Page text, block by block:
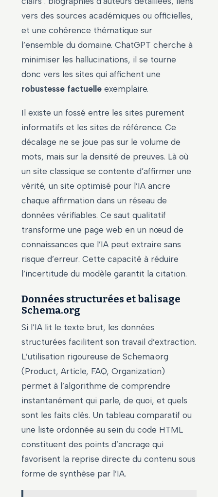
vers des sources académiques ou officielles,
et une cohérence thématique sur
l’ensemble du domaine. ChatGPT cherche à
minimiser les hallucinations, il se tourne
donc vers les sites qui affichent une
robustesse factuelle exemplaire.
Il existe un fossé entre les sites purement
informatifs et les sites de référence. Ce
décalage ne se joue pas sur le volume de
mots, mais sur la densité de preuves. Là où
un site classique se contente d’affirmer une
vérité, un site optimisé pour l’IA ancre
chaque affirmation dans un réseau de
données vérifiables. Ce saut qualitatif
transforme une page web en un nœud de
connaissances que l’IA peut extraire sans
risque d’erreur. Cette capacité à réduire
l’incertitude du modèle garantit la citation.
Données structurées et balisage
Schema.org
Si l’IA lit le texte brut, les données
structurées facilitent son travail d’extraction.
L’utilisation rigoureuse de Schema.org
(Product, Article, FAQ, Organization)
permet à l’algorithme de comprendre
instantanément qui parle, de quoi, et quels
sont les faits clés. Un tableau comparatif ou
une liste ordonnée au sein du code HTML
constituent des points d’ancrage qui
favorisent la reprise directe du contenu sous
forme de synthèse par l’IA.